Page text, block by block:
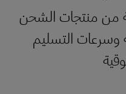
من منتجات الشحن
وسرعات التسليم